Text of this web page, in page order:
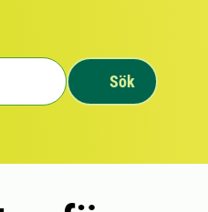
Sök